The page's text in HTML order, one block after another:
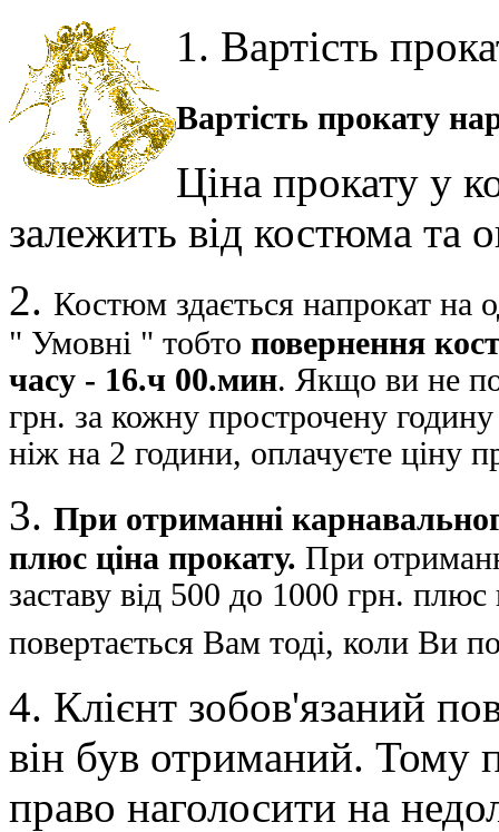
1. Вартість
Вартість прокату
Ціна прокату у
залежить від костюма та
2. Костюм здається напрокат на
" Умовні " тобто повернення
часу - 16.ч 00.мин. Якщо ви не
грн. за кожну прострочену
ніж на 2 години, оплачуєте ціну
3. При отриманні
плюс ціна прокату. При
заставу від 500 до 1000 грн.
повертається Вам тоді, коли Ви
4. Клієнт зобов'язаний
він був отриманий. Тому
право наголосити на